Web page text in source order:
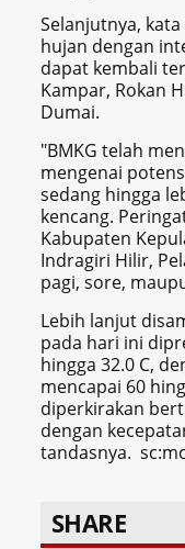
Selanjutnya,
hujan dengan
dapat kembali
Kampar, Rokan
Dumai.
"BMKG telah
mengenai
sedang hingga
kencang.
Kabupaten
Indragiri Hilir,
pagi, sore,
Lebih lanjut
pada hari ini
hingga 32.0 C,
mencapai 60
diperkirakan
dengan
tandasnya. sc:mc
SHARE